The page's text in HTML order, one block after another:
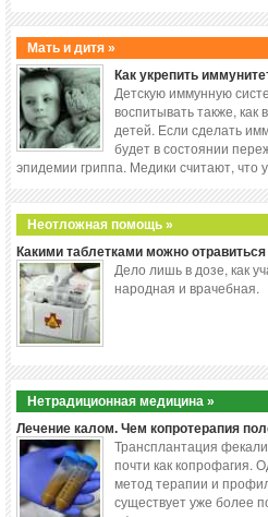
Мать и дитя »
Как укрепить
Детскую иммунную
воспитывать также,
детей. Если сделать
будет в состоянии
эпидемии гриппа. Медики считают, что
Неотложная помощь »
Какими таблетками можно
Дело лишь в дозе, как
народная и врачебная.
Нетрадиционная медицина »
Лечение калом. Чем копротерапия
Трансплантация
почти как копрофагия.
метод терапии и
существует уже более